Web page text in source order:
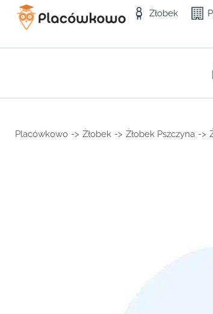
Żłobek
Placówkowo -> Żłobek -> Żłobek Pszczyna ->